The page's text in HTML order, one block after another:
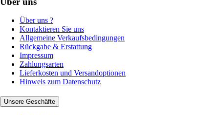
Über uns ?
Kontaktieren Sie uns
Allgemeine Verkaufsbedingungen
Rückgabe & Erstattung
Impressum
Zahlungsarten
Lieferkosten und Versandoptionen
Hinweis zum Datenschutz
Unsere Geschäfte